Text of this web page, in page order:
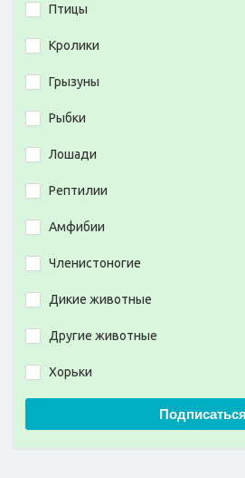
Птицы
Кролики
Грызуны
Рыбки
Лошади
Рептилии
Амфибии
Членистоногие
Дикие животные
Другие животные
Хорьки
Подписаться